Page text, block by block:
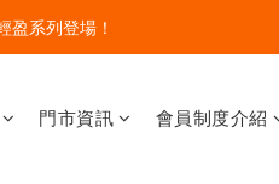
貨熱賣中！開心迎接新學期！
盈系列登場！
貨熱賣中！開心迎接新學期！
門市資訊 會員制度介紹